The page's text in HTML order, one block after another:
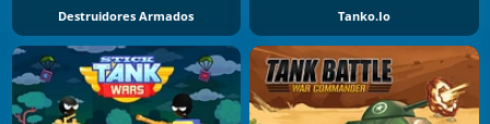
Destruidores Armados Tanko.io